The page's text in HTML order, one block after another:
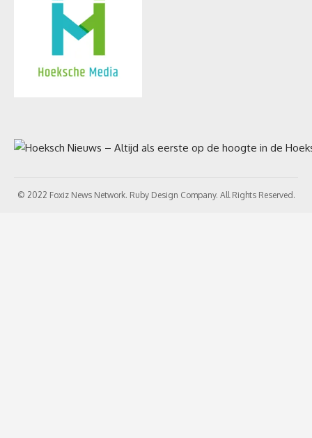
© 2022 Foxiz News Network. Ruby Design Company. All Rights Reserved.